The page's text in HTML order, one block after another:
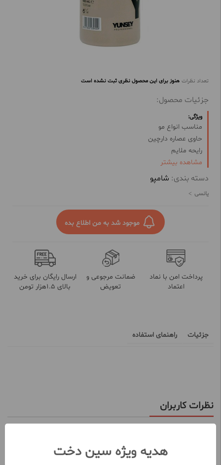
تعداد نظرات هنوز برای این محصول نظری ثبت نشده است
جزئیات محصول:
ویژگی:
مناسب انواع مو
حاوی عصاره دارچین
رایحه ملایم
درخشان کننده مو
کاهش ریزش مو
دارای خواص انتی اکسیدانی
مناسب مصرف روزانه
حالت پذیری و شانه پذیری مو
رطوبت رسان به تارهای مو
مشاهده بیشتر
دسته بندی: شامپو
یانسی
موجود شد به من اطلاع بده
پرداخت امن با نماد
اعتماد
ضمانت مرجوعی و
تعویض
ارسال رایگان برای خرید
بالای 1.5هزار تومن
جزئیات راهنمای استفاده
نظرات کاربران
نظر خود را در خصوص این محصول ثبت کنید
هدیه ویژه سین دخت